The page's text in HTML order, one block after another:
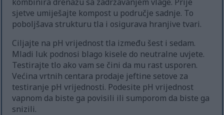
sjetve umiješajte kompost u područje sadnje. To
poboljšava strukturu tla i osigurava hranjive tvari.
Ciljajte na pH vrijednost tla između šest i sedam.
Mladi luk podnosi blago kisele do neutralne uvjete.
Testirajte tlo ako vam se čini da mu rast usporen.
Većina vrtnih centara prodaje jeftine setove za
testiranje pH vrijednosti. Podesite pH vrijednost
vapnom da biste ga povisili ili sumporom da biste ga
snizili.